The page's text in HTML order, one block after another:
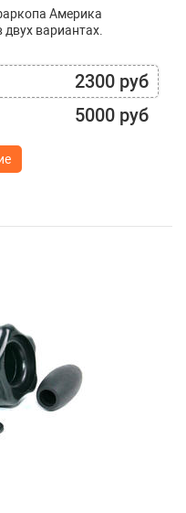
Америка
вариантах.
2300 руб
5000 руб